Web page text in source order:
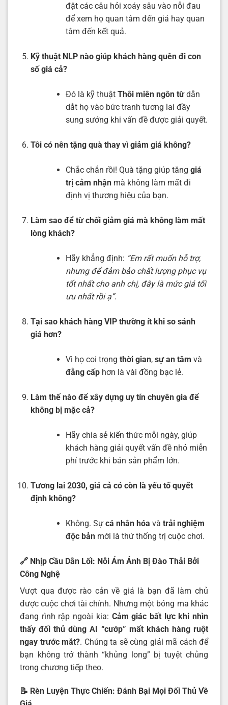
đặt các câu hỏi xoáy sâu vào nỗi đau
để xem họ quan tâm đến giá hay quan
tâm đến kết quả.
Kỹ thuật NLP nào giúp khách hàng quên đi con
số giá cả?
Đó là kỹ thuật Thôi miên ngôn từdẫn
dắt họ vào bức tranh tương lai đầy
sung sướng khi vấn đề được giải quyết.
Tôi có nên tặng quà thay vì giảm giá không?
Chắc chắn rồi! Quà tặng giúp tăng giá
trị cảm nhậnmà không làm mất đi
định vị thương hiệu của bạn.
Làm sao để từ chối giảm giá mà không làm mất
lòng khách?
Hãy khẳng định: “Em rất muốn hỗ trợ,
nhưng để đảm bảo chất lượng phục vụ
tốt nhất cho anh chị, đây là mức giá tối
ưu nhất rồi ạ”.
Tại sao khách hàng VIP thường ít khi so sánh
giá hơn?
Vì họ coi trọng thời gian, sự an tâm và
đẳng cấphơn là vài đồng bạc lẻ.
Làm thế nào để xây dựng uy tín chuyên gia để
không bị mặc cả?
Hãy chia sẻ kiến thức mỗi ngày, giúp
khách hàng giải quyết vấn đề nhỏ miễn
phí trước khi bán sản phẩm lớn.
Tương lai 2030, giá cả có còn là yếu tố quyết
định không?
Không. Sự cá nhân hóa và trải nghiệm
độc bảnmới là thứ thống trị cuộc chơi.
🔗 Nhịp Cầu Dẫn Lối: Nỗi Ám Ảnh Bị Đào Thải Bởi
Công Nghệ
Vượt qua được rào cản về giá là bạn đã làm chủ
được cuộc chơi tài chính. Nhưng một bóng ma khác
đang rình rập ngoài kia: Cảm giác bất lực khi nhìn
thấy đối thủ dùng AI “cướp” mất khách hàng ruột
ngay trước mắt?. Chúng ta sẽ cùng giải mã cách để
bạn không trở thành “khủng long” bị tuyệt chủng
trong chương tiếp theo.
📝 Rèn Luyện Thực Chiến: Đánh Bại Mọi Đối Thủ Về